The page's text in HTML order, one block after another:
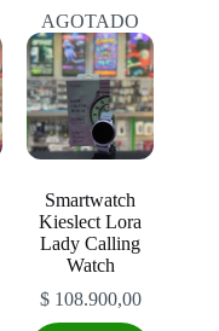
AGOTADO
Smartwatch
Kieslect Lora
Lady Calling
Watch
$108.900,00